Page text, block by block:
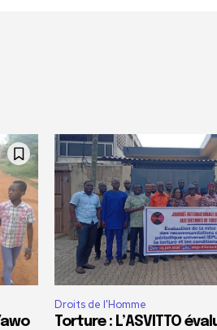
Droits de l'Homme
Torture : L’ASVITTO